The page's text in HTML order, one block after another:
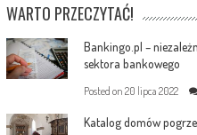
WARTO PRZECZYTAĆ!
Bankingo.pl –
sektora bankowego
Posted on 20 lipca 2022
Katalog domów